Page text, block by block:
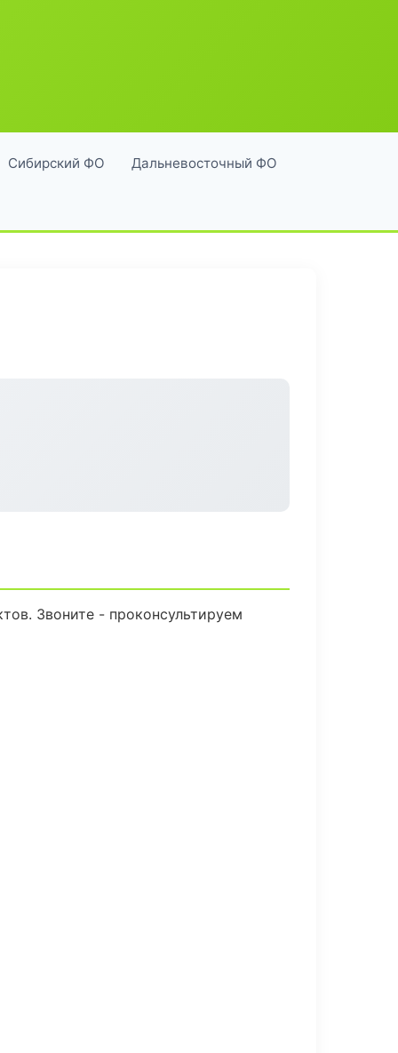
Сибирский ФО Дальневосточный ФО
Звоните - проконсультируем